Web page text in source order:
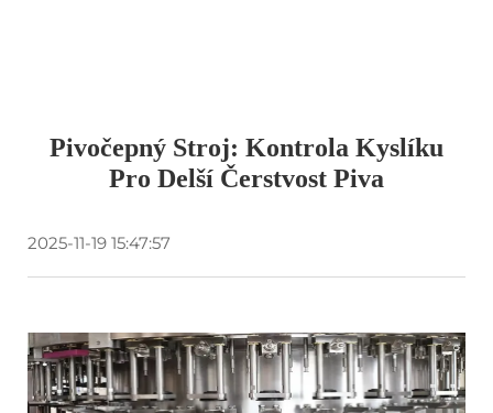
Pivočepný Stroj: Kontrola Kyslíku
Pro Delší Čerstvost Piva
2025-11-19 15:47:57